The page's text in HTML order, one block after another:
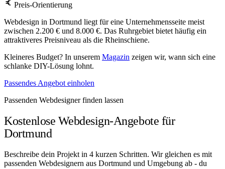
Preis-Orientierung
Webdesign in Dortmund liegt für eine Unternehmensseite meist
zwischen 2.200 € und 8.000 €. Das Ruhrgebiet bietet häufig ein
attraktiveres Preisniveau als die Rheinschiene.
Kleineres Budget? In unserem Magazin zeigen wir, wann sich eine
schlanke DIY-Lösung lohnt.
Passendes Angebot einholen
Passenden Webdesigner finden lassen
Kostenlose Webdesign-Angebote für
Dortmund
Beschreibe dein Projekt in 4 kurzen Schritten. Wir gleichen es mit
passenden Webdesignern aus Dortmund und Umgebung ab - du